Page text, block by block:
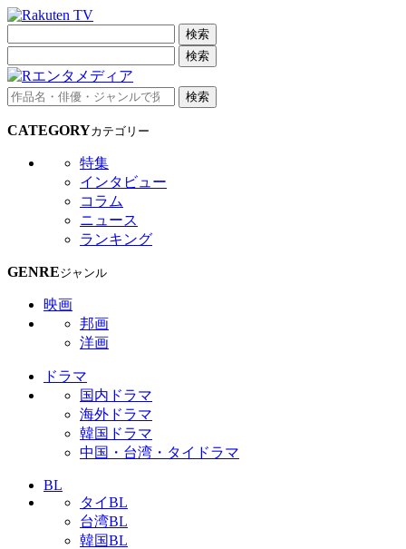
検索
検索
検索
CATEGORYカテゴリー
特集
インタビュー
コラム
ニュース
ランキング
GENREジャンル
映画
邦画
洋画
ドラマ
国内ドラマ
海外ドラマ
韓国ドラマ
中国・台湾・タイドラマ
BL
タイBL
台湾BL
韓国BL